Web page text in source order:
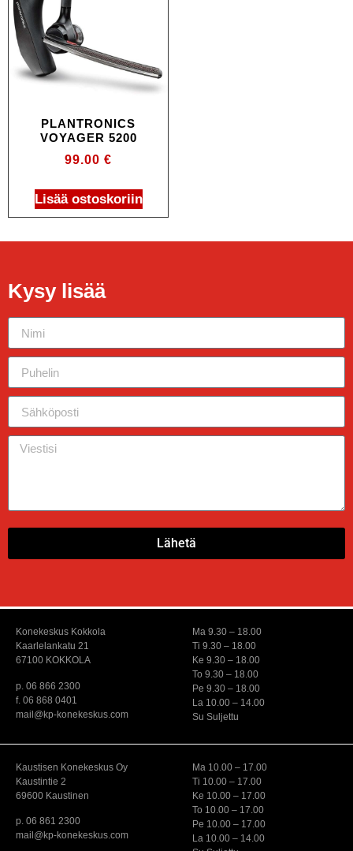
PLANTRONICS
VOYAGER 5200
99.00 €
Lisää ostoskoriin
Kysy lisää
Lähetä
Konekeskus Kokkola
Kaarlelankatu 21
67100 KOKKOLA
p. 06 866 2300
f. 06 868 0401
mail@kp-konekeskus.com
Ma 9.30 – 18.00
Ti 9.30 – 18.00
Ke 9.30 – 18.00
To 9.30 – 18.00
Pe 9.30 – 18.00
La 10.00 – 14.00
Su Suljettu
Kaustisen Konekeskus Oy
Kaustintie 2
69600 Kaustinen
p. 06 861 2300
mail@kp-konekeskus.com
Ma 10.00 – 17.00
Ti 10.00 – 17.00
Ke 10.00 – 17.00
To 10.00 – 17.00
Pe 10.00 – 17.00
La 10.00 – 14.00